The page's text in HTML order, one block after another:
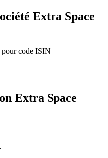
Extra Space
pour code ISIN
Extra Space